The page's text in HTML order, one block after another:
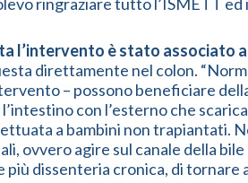
è stato associato
direttamente nel colon.
– possono beneficiare
con l’esterno che
a bambini non trapiantati.
ovvero agire sul canale della
dissenteria cronica, di tornare